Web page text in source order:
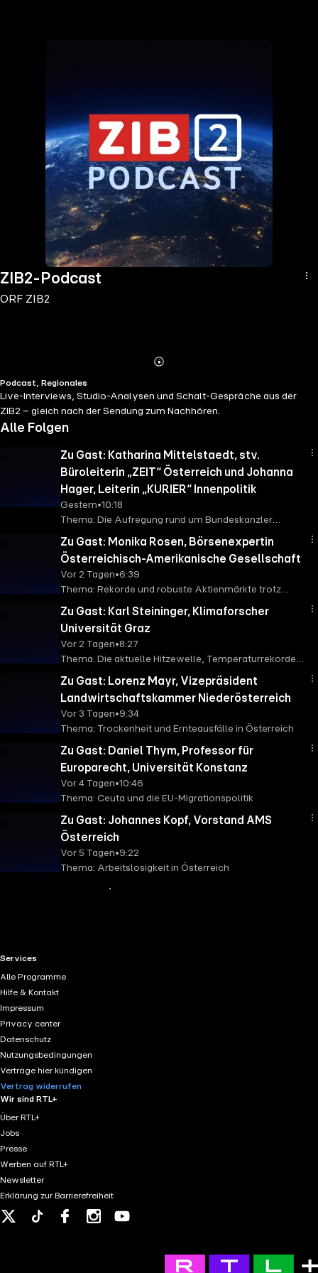
ZIB2-Podcast
ORF ZIB2
Mehr
Podcast, Regionales
Live-Interviews, Studio-Analysen und Schalt-Gespräche aus der
ZIB2 – gleich nach der Sendung zum Nachhören.
Alle Folgen
Zu Gast: Katharina Mittelstaedt, stv.
Büroleiterin „ZEIT“ Österreich und Johanna
Hager, Leiterin „KURIER“ Innenpolitik
Gestern•10:18
Thema: Die Aufregung rund um Bundeskanzler
Christian Stockers Aussage zur Kinderbetreuung
Zu Gast: Monika Rosen, Börsenexpertin
Österreichisch-Amerikanische Gesellschaft
Vor 2 Tagen•6:39
Thema: Rekorde und robuste Aktienmärkte trotz
unsicherer Weltlage
Zu Gast: Karl Steininger, Klimaforscher
Universität Graz
Vor 2 Tagen•8:27
Thema: Die aktuelle Hitzewelle, Temperaturrekorde,
Trockenheit und Ernteausfälle
Zu Gast: Lorenz Mayr, Vizepräsident
Landwirtschaftskammer Niederösterreich
Vor 3 Tagen•9:34
Thema: Trockenheit und Ernteausfälle in Österreich
Zu Gast: Daniel Thym, Professor für
Europarecht, Universität Konstanz
Vor 4 Tagen•10:46
Thema: Ceuta und die EU-Migrationspolitik
Zu Gast: Johannes Kopf, Vorstand AMS
Österreich
Vor 5 Tagen•9:22
Thema: Arbeitslosigkeit in Österreich
RTL+ useful links.
Services
Alle Programme
Hilfe & Kontakt
Impressum
Privacy center
Datenschutz
Nutzungsbedingungen
Verträge hier kündigen
Vertrag widerrufen
Wir sind RTL+
Über RTL+
Jobs
Presse
Werben auf RTL+
Newsletter
Erklärung zur Barrierefreiheit
Tiktok FacebookInstagram